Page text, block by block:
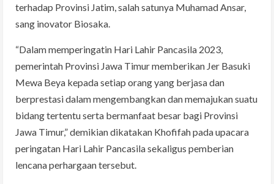
terhadap Provinsi Jatim, salah satunya Muhamad Ansar,
sang inovator Biosaka.
“Dalam memperingatin Hari Lahir Pancasila 2023,
pemerintah Provinsi Jawa Timur memberikan Jer Basuki
Mewa Beya kepada setiap orang yang berjasa dan
berprestasi dalam mengembangkan dan memajukan suatu
bidang tertentu serta bermanfaat besar bagi Provinsi
Jawa Timur,” demikian dikatakan Khofifah pada upacara
peringatan Hari Lahir Pancasila sekaligus pemberian
lencana perhargaan tersebut.